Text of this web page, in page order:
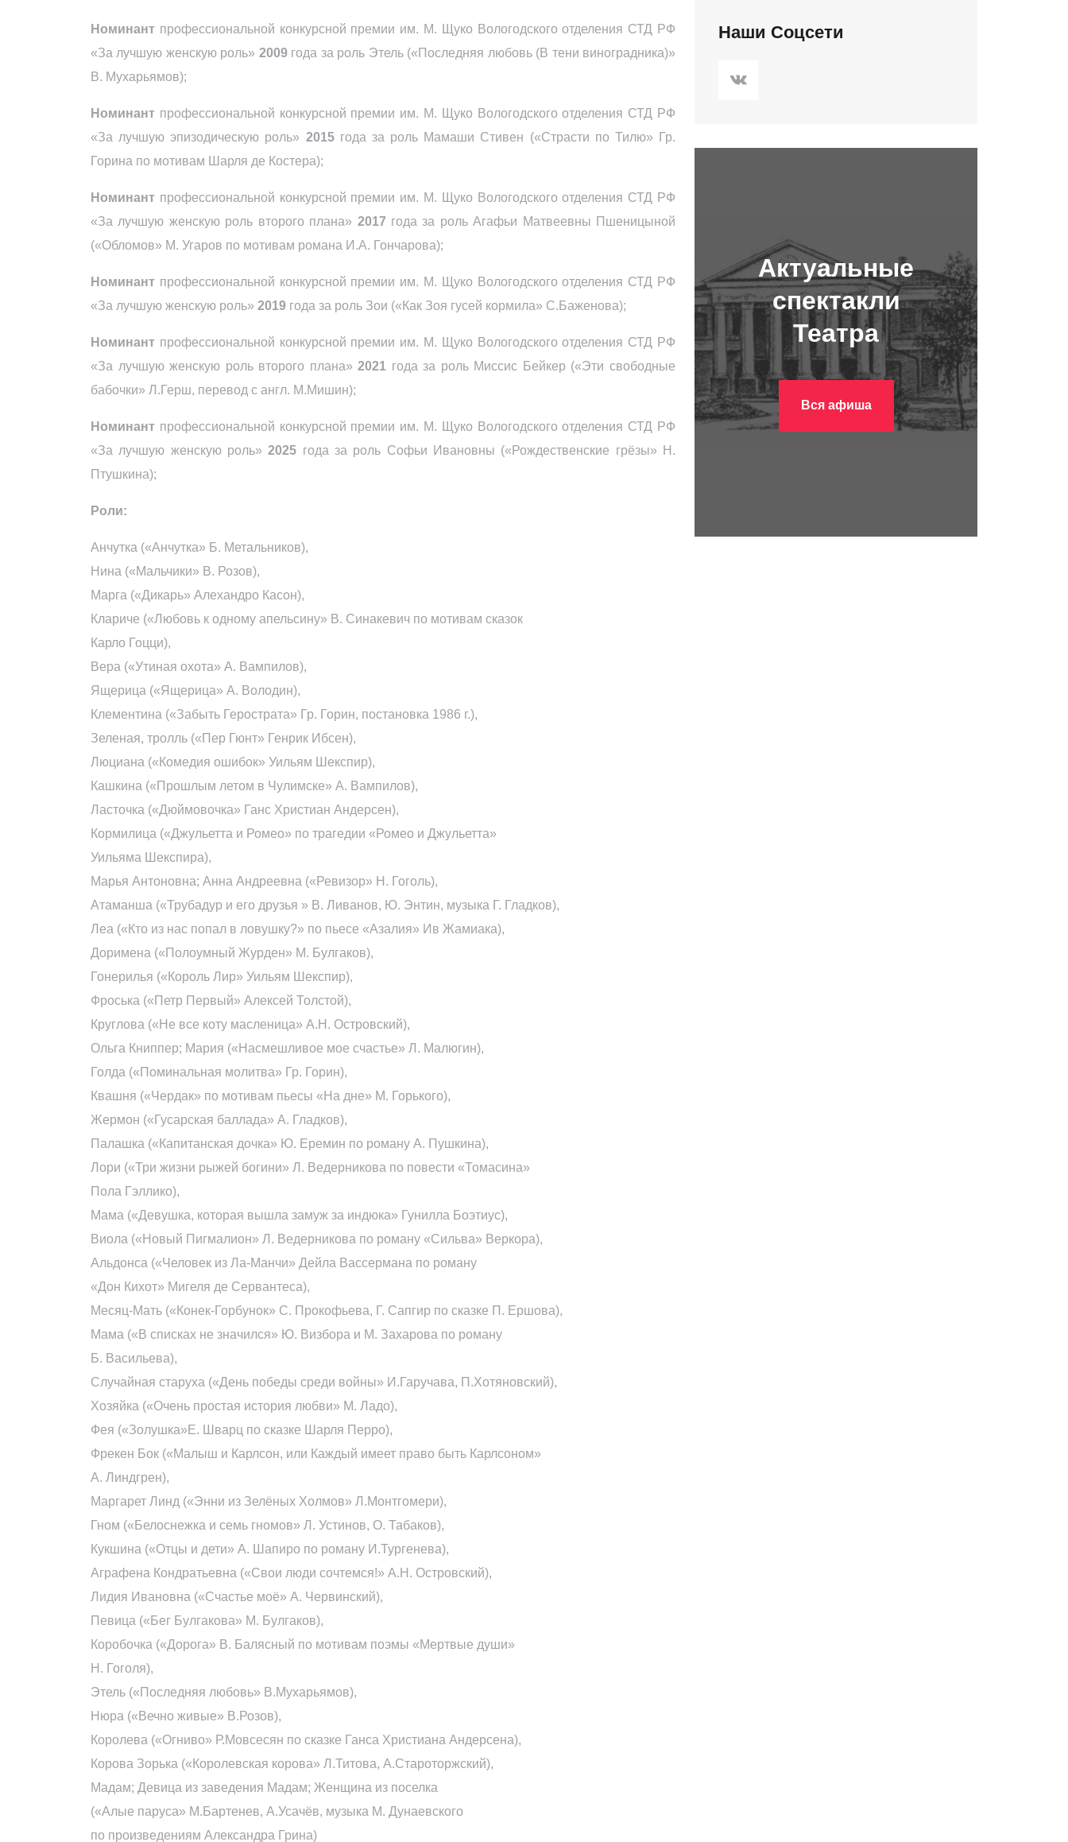
Номинант профессиональной конкурсной премии им. М. Щуко Вологодского отделения СТД РФ
«За лучшую женскую роль» 2009 года за роль Этель («Последняя любовь (В тени виноградника)»
В. Мухарьямов);
Номинант профессиональной конкурсной премии им. М. Щуко Вологодского отделения СТД РФ
«За лучшую эпизодическую роль» 2015года за роль Мамаши Стивен («Страсти по Тилю» Гр.
Горина по мотивам Шарля де Костера);
Номинант профессиональной конкурсной премии им. М. Щуко Вологодского отделения СТД РФ
«За лучшую женскую роль второго плана» 2017 года за роль Агафьи Матвеевны Пшеницыной
(«Обломов» М. Угаров по мотивам романа И.А. Гончарова);
Номинант профессиональной конкурсной премии им. М. Щуко Вологодского отделения СТД РФ
«За лучшую женскую роль» 2019 года за роль Зои («Как Зоя гусей кормила» С.Баженова);
Номинант профессиональной конкурсной премии им. М. Щуко Вологодского отделения СТД РФ
«За лучшую женскую роль второго плана» 2021 года за роль Миссис Бейкер («Эти свободные
бабочки» Л.Герш, перевод с англ. М.Мишин);
Номинант профессиональной конкурсной премии им. М. Щуко Вологодского отделения СТД РФ
«За лучшую женскую роль»2025 года за роль Софьи Ивановны («Рождественские грёзы» Н.
Птушкина);
Роли:
Анчутка («Анчутка» Б. Метальников),
Нина («Мальчики» В. Розов),
Марга («Дикарь» Алехандро Касон),
Клариче («Любовь к одному апельсину» В. Синакевич по мотивам сказок
Карло Гоцци),
Вера («Утиная охота» А. Вампилов),
Ящерица («Ящерица» А. Володин),
Клементина («Забыть Герострата» Гр. Горин, постановка 1986 г.),
Зеленая, тролль («Пер Гюнт» Генрик Ибсен),
Люциана («Комедия ошибок» Уильям Шекспир),
Кашкина («Прошлым летом в Чулимске» А. Вампилов),
Ласточка («Дюймовочка» Ганс Христиан Андерсен),
Кормилица («Джульетта и Ромео» по трагедии «Ромео и Джульетта»
Уильяма Шекспира),
Марья Антоновна; Анна Андреевна («Ревизор» Н. Гоголь),
Атаманша («Трубадур и его друзья » В. Ливанов, Ю. Энтин, музыка Г. Гладков),
Леа («Кто из нас попал в ловушку?» по пьесе «Азалия» Ив Жамиака),
Доримена («Полоумный Журден» М. Булгаков),
Гонерилья («Король Лир» Уильям Шекспир),
Фроська («Петр Первый» Алексей Толстой),
Круглова («Не все коту масленица» А.Н. Островский),
Ольга Книппер; Мария («Насмешливое мое счастье» Л. Малюгин),
Голда («Поминальная молитва» Гр. Горин),
Квашня («Чердак» по мотивам пьесы «На дне» М. Горького),
Жермон («Гусарская баллада» А. Гладков),
Палашка («Капитанская дочка» Ю. Еремин по роману А. Пушкина),
Лори («Три жизни рыжей богини» Л. Ведерникова по повести «Томасина»
Пола Гэллико),
Мама («Девушка, которая вышла замуж за индюка» Гунилла Боэтиус),
Виола («Новый Пигмалион» Л. Ведерникова по роману «Сильва» Веркора),
Альдонса («Человек из Ла-Манчи» Дейла Вассермана по роману
«Дон Кихот» Мигеля де Сервантеса),
Месяц-Мать («Конек-Горбунок» С. Прокофьева, Г. Сапгир по сказке П. Ершова),
Мама («В списках не значился» Ю. Визбора и М. Захарова по роману
Б. Васильева),
Случайная старуха («День победы среди войны» И.Гаручава, П.Хотяновский),
Хозяйка («Очень простая история любви» М. Ладо),
Фея («Золушка»Е. Шварц по сказке Шарля Перро),
Фрекен Бок («Малыш и Карлсон, или Каждый имеет право быть Карлсоном»
А. Линдгрен),
Маргарет Линд («Энни из Зелёных Холмов» Л.Монтгомери),
Гном («Белоснежка и семь гномов» Л. Устинов, О. Табаков),
Кукшина («Отцы и дети» А. Шапиро по роману И.Тургенева),
Аграфена Кондратьевна («Свои люди сочтемся!» А.Н. Островский),
Лидия Ивановна («Счастье моё» А. Червинский),
Певица («Бег Булгакова» М. Булгаков),
Коробочка («Дорога» В. Балясный по мотивам поэмы «Мертвые души»
Н. Гоголя),
Этель («Последняя любовь» В.Мухарьямов),
Нюра («Вечно живые» В.Розов),
Королева («Огниво» Р.Мовсесян по сказке Ганса Христиана Андерсена),
Корова Зорька («Королевская корова» Л.Титова, А.Староторжский),
Мадам; Девица из заведения Мадам; Женщина из поселка
(«Алые паруса» М.Бартенев, А.Усачёв, музыка М. Дунаевского
по произведениям Александра Грина)
Наши Соцсети
Актуальные
спектакли
Театра
Вся афиша